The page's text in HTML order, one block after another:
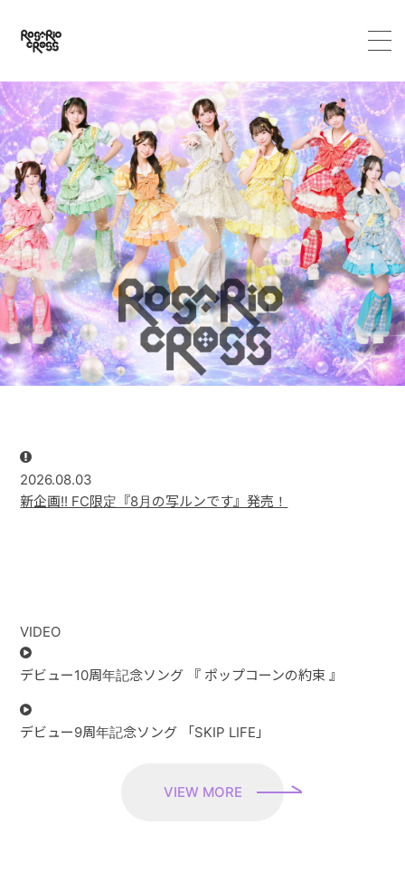
HOME
ABOUT
MEMBER
SCHEDULE
VIDEO
DISCOGRAPHY
2026.08.03
新企画!! FC限定『8月の写ルンです』発売！
VIDEO
デビュー10周年記念ソング 『 ポップコーンの約束 』
デビュー9周年記念ソング 「SKIP LIFE」
VIEW MORE